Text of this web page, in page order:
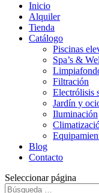
Inicio
Alquiler
Tienda
Catálogo
Piscinas
Spa’s &
Filtración
Electrólisis
Jardín y
Iluminación
Blog
Contacto
Seleccionar página